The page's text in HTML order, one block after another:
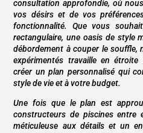
consultation approfondie, où
vos désirs et de vos
fonctionnalité. Que vous
rectangulaire, une oasis de style
débordement à couper le souffle,
expérimentés travaille en
créer un plan personnalisé qui
style de vie et à votre budget.
Une fois que le plan est
constructeurs de piscines entre
méticuleuse aux détails et un